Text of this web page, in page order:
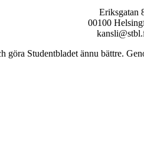
Eriksgatan
00100
Studentbladet ännu bättre.